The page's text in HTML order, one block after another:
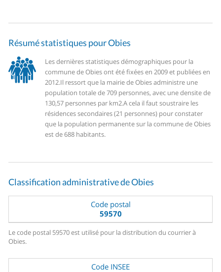
Résumé statistiques pour Obies
Les dernières statistiques démographiques pour la
commune de Obies ont été fixées en 2009 et publiées en
2012.Il ressort que la mairie de Obies administre une
population totale de 709 personnes, avec une densite de
130,57 personnes par km2.A cela il faut soustraire les
résidences secondaires (21 personnes) pour constater
que la population permanente sur la commune de Obies
est de 688 habitants.
Classification administrative de Obies
Code postal
59570
Le code postal 59570 est utilisé pour la distribution du courrier à
Obies.
Code INSEE